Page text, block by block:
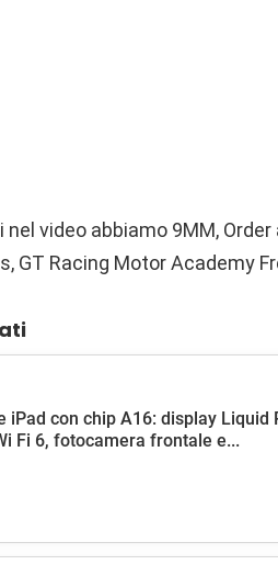
video abbiamo 9MM, Order
GT Racing Motor Academy
iPad con chip A16: display Liquid
Fi 6, fotocamera frontale e...